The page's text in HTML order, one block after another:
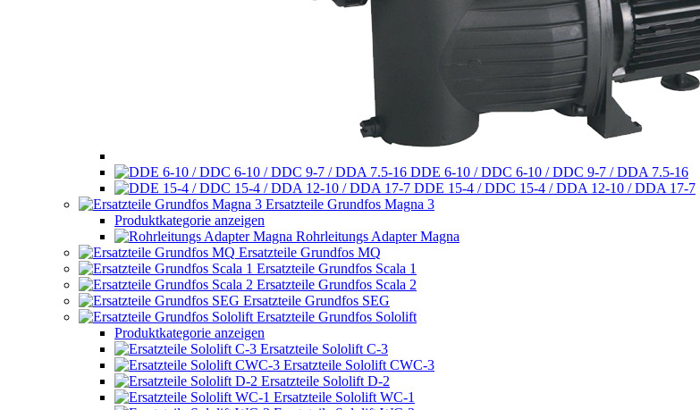
DDE 6-10 / DDC 6-10 / DDC 9-7 / DDA 7.5-16
DDE 15-4 / DDC 15-4 / DDA 12-10 / DDA 17-7
Ersatzteile Grundfos Magna 3
Produktkategorie anzeigen
Rohrleitungs Adapter Magna
Ersatzteile Grundfos MQ
Ersatzteile Grundfos Scala 1
Ersatzteile Grundfos Scala 2
Ersatzteile Grundfos SEG
Ersatzteile Grundfos Sololift
Produktkategorie anzeigen
Ersatzteile Sololift C-3
Ersatzteile Sololift CWC-3
Ersatzteile Sololift D-2
Ersatzteile Sololift WC-1